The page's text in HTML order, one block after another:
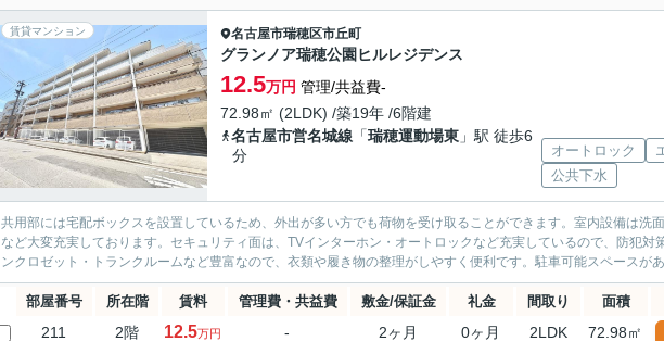
賃貸マンション 名古屋市瑞穂区市丘町
グランノア瑞穂公園ヒルレジデンス
12.5万円 管理/共益費-
72.98㎡ (2LDK) /築19年 /6階建
名古屋市営名城線 「瑞穂運動場東 」駅 徒歩6
分
オートロック
公共下水
共用部には宅配ボックスを設置しているため、外出が多い方でも荷物を受け取ることができます。室内設備は洗
など大変充実しております。セキュリティ面は、TVインターホン・オートロックなど充実しているので、防犯対
ンクロゼット・トランクルームなど豊富なので、衣類や履き物の整理がしやすく便利です。駐車可能スペースが
部屋番号 所在階 賃料 管理費・共益費 敷金/保証金 礼金 間取り 面積
211 2階 12.5万円 - 2ヶ月 0ヶ月 2LDK 72.98㎡